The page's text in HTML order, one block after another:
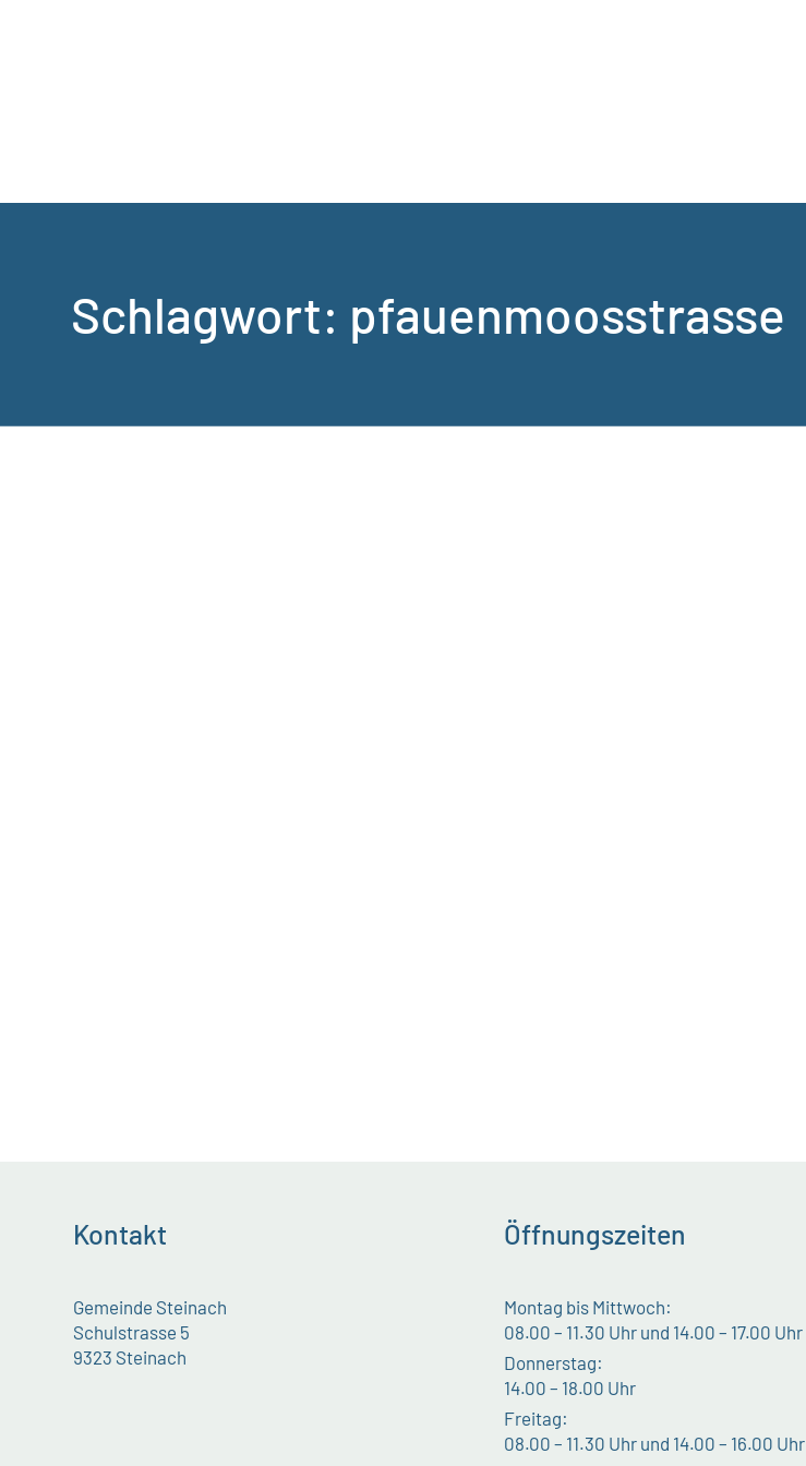
Schlagwort: pfauenmoosstrasse
Kontakt
Gemeinde Steinach
Schulstrasse 5
9323 Steinach
Öffnungszeiten
Montag bis Mittwoch:
08.00 – 11.30 Uhr und 14.00 – 17.00 Uhr
Donnerstag:
14.00 – 18.00 Uhr
Freitag:
08.00 – 11.30 Uhr und 14.00 – 16.00 Uhr